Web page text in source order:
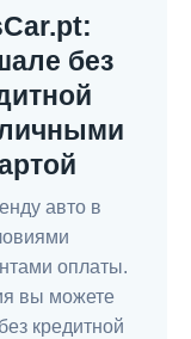
без
авто в
оплаты.
вы можете
кредитной